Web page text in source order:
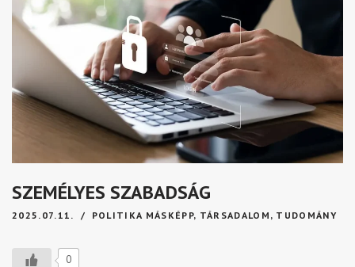
SZEMÉLYES SZABADSÁG
2025.07.11. POLITIKA MÁSKÉPP, TÁRSADALOM , TUDOMÁNY
0